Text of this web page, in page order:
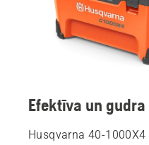
Efektīva un
Husqvarna 40-